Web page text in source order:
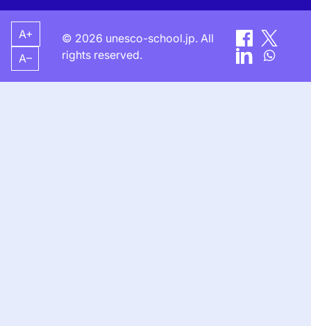
A+
A–
© 2026 unesco-school.jp. All
rights reserved.